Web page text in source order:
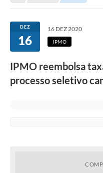
Portal da Transparência
Turismo
Secretarias
DEZ
16
16 DEZ 2020
IPMO
IPMO reembolsa
processo seletivo